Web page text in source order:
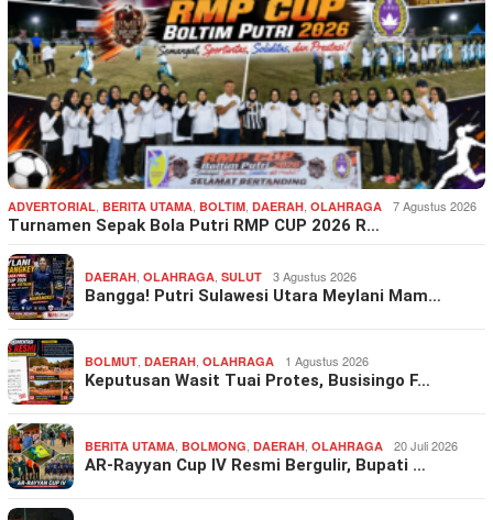
ADVERTORIAL, BERITA UTAMA, BOLTIM, DAERAH, OLAHRAGA 7 Agustus 2026
Turnamen Sepak Bola Putri RMP CUP 2026 R…
DAERAH, OLAHRAGA, SULUT 3 Agustus 2026
Bangga! Putri Sulawesi Utara Meylani Mam…
BOLMUT, DAERAH, OLAHRAGA 1 Agustus 2026
Keputusan Wasit Tuai Protes, Busisingo F…
BERITA UTAMA, BOLMONG, DAERAH, OLAHRAGA 20 Juli 2026
AR-Rayyan Cup IV Resmi Bergulir, Bupati …